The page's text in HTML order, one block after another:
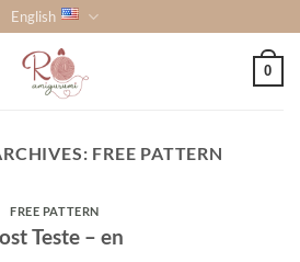
English
0
FREE PATTERN
FREE PATTERN
Teste – en